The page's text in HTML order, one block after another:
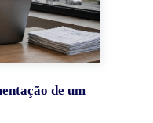
de um